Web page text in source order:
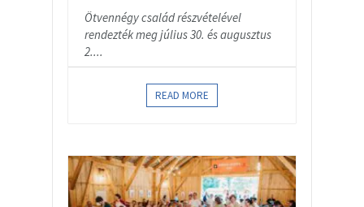
Ötvennégy család részvételével
rendezték meg július 30. és augusztus
2....
READ MORE